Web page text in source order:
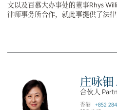
文以及百慕大办事处的董事Rhys
律师事务所合作，就此事提供了法律
庄咏钿
合伙人
香港+852